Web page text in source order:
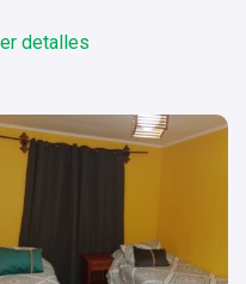
detalles